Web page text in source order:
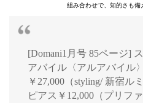
組み合わせで、知的さも備
[Domani1月号 85ページ]
アバイル〈アルアバイル
￥27,000（styling/ 新宿ル
ピアス￥12,000（プリフ